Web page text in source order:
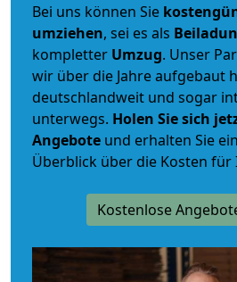
Bei uns können Sie
umziehen, sei es als
kompletter Umzug. Unser
wir über die Jahre aufgebaut
deutschlandweit und sogar
unterwegs. Holen Sie sich
Angebote und erhalten Sie
Überblick über die Kosten für
Kostenlose